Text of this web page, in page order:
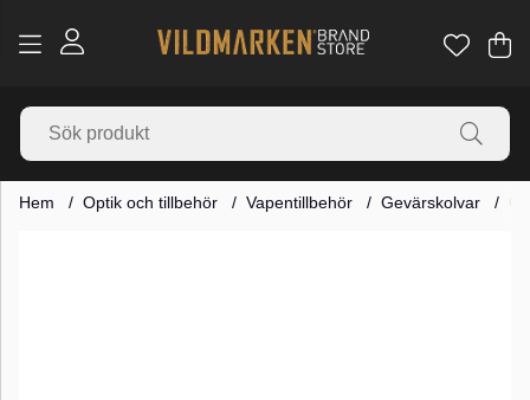
.
Hem Optik och tillbehör Vapentillbehör Gevärskolvar